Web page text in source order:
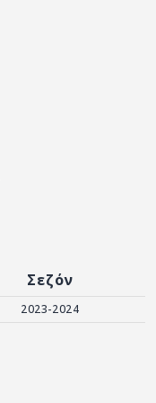
Σεζόν
2023-2024